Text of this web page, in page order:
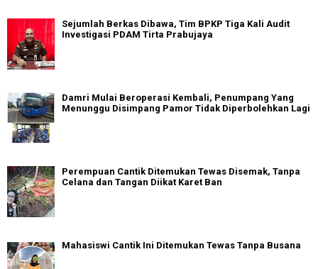
Sejumlah Berkas Dibawa, Tim BPKP Tiga Kali Audit
Investigasi PDAM Tirta Prabujaya
Damri Mulai Beroperasi Kembali, Penumpang Yang
Menunggu Disimpang Pamor Tidak Diperbolehkan Lagi
Perempuan Cantik Ditemukan Tewas Disemak, Tanpa
Celana dan Tangan Diikat Karet Ban
Mahasiswi Cantik Ini Ditemukan Tewas Tanpa Busana